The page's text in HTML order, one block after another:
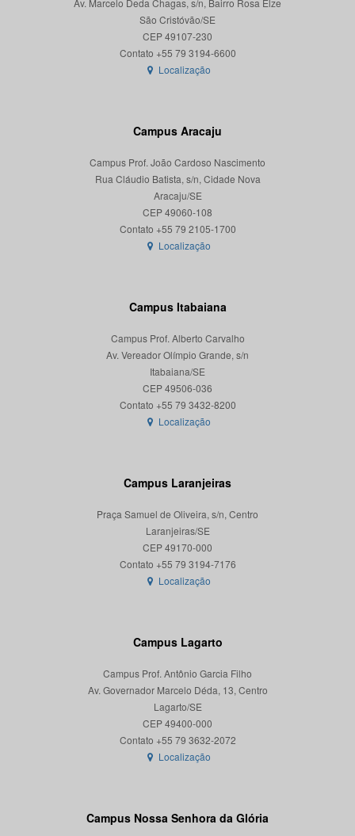
Av. Marcelo Deda Chagas, s/n, Bairro Rosa Elze
São Cristóvão/SE
CEP 49107-230
Localização
Campus Aracaju
Campus Prof. João Cardoso Nascimento
Rua Cláudio Batista, s/n, Cidade Nova
Aracaju/SE
CEP 49060-108
Localização
Campus Itabaiana
Campus Prof. Alberto Carvalho
Av. Vereador Olímpio Grande, s/n
Itabaiana/SE
CEP 49506-036
Localização
Campus Laranjeiras
Praça Samuel de Oliveira, s/n, Centro
Laranjeiras/SE
CEP 49170-000
Localização
Campus Lagarto
Campus Prof. Antônio Garcia Filho
Av. Governador Marcelo Déda, 13, Centro
Lagarto/SE
CEP 49400-000
Localização
Campus Nossa Senhora da Glória